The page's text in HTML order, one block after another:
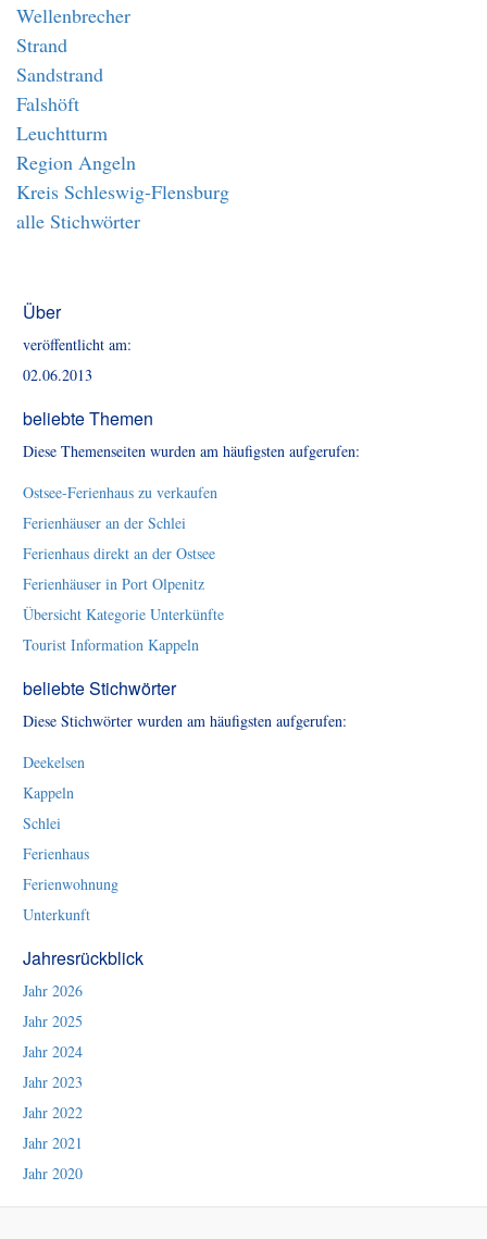
Wellenbrecher
Strand
Sandstrand
Falshöft
Leuchtturm
Region Angeln
Kreis Schleswig-Flensburg
alle Stichwörter
Über
veröffentlicht am:
02.06.2013
beliebte Themen
Diese Themenseiten wurden am häufigsten aufgerufen:
Ostsee-Ferienhaus zu verkaufen
Ferienhäuser an der Schlei
Ferienhaus direkt an der Ostsee
Ferienhäuser in Port Olpenitz
Übersicht Kategorie Unterkünfte
Tourist Information Kappeln
beliebte Stichwörter
Diese Stichwörter wurden am häufigsten aufgerufen:
Deekelsen
Kappeln
Schlei
Ferienhaus
Ferienwohnung
Unterkunft
Jahresrückblick
Jahr 2026
Jahr 2025
Jahr 2024
Jahr 2023
Jahr 2022
Jahr 2021
Jahr 2020